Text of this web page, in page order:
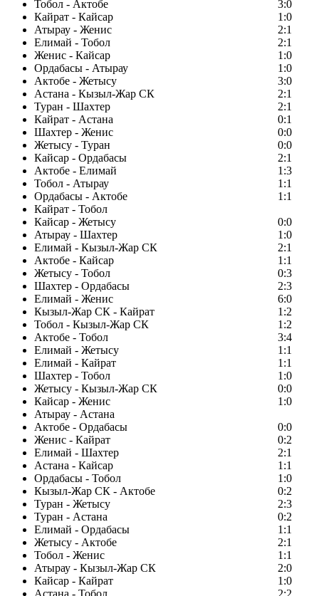
Тобол - Актобе
3:0
Кайрат - Кайсар
1:0
Атырау - Женис
2:1
Елимай - Тобол
2:1
Женис - Кайсар
1:0
Ордабасы - Атырау
1:0
Актобе - Жетысу
3:0
Астана - Кызыл-Жар СК
2:1
Туран - Шахтер
2:1
Кайрат - Астана
0:1
Шахтер - Женис
0:0
Жетысу - Туран
0:0
Кайсар - Ордабасы
2:1
Актобе - Елимай
1:3
Тобол - Атырау
1:1
Ордабасы - Актобе
1:1
Кайрат - Тобол
Кайсар - Жетысу
0:0
Атырау - Шахтер
1:0
Елимай - Кызыл-Жар СК
2:1
Актобе - Кайсар
1:1
Жетысу - Тобол
0:3
Шахтер - Ордабасы
2:3
Елимай - Женис
6:0
Кызыл-Жар СК - Кайрат
1:2
Тобол - Кызыл-Жар СК
1:2
Актобе - Тобол
3:4
Елимай - Жетысу
1:1
Елимай - Кайрат
1:1
Шахтер - Тобол
1:0
Жетысу - Кызыл-Жар СК
0:0
Кайсар - Женис
1:0
Атырау - Астана
Актобе - Ордабасы
0:0
Женис - Кайрат
0:2
Елимай - Шахтер
2:1
Астана - Кайсар
1:1
Ордабасы - Тобол
1:0
Кызыл-Жар СК - Актобе
0:2
Туран - Жетысу
2:3
Туран - Астана
0:2
Елимай - Ордабасы
1:1
Жетысу - Актобе
2:1
Тобол - Женис
1:1
Атырау - Кызыл-Жар СК
2:0
Кайсар - Кайрат
1:0